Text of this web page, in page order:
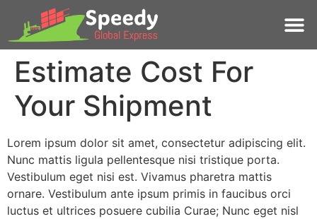
Estimate Cost For
Your Shipment
Lorem ipsum dolor sit amet, consectetur adipiscing elit.
Nunc mattis ligula pellentesque nisi tristique porta.
Vestibulum eget nisi est. Vivamus pharetra mattis
ornare. Vestibulum ante ipsum primis in faucibus orci
luctus et ultrices posuere cubilia Curae; Nunc eget nisl